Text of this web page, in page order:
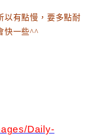
以有點慢 ，要多點耐
快一些^^
Daily-